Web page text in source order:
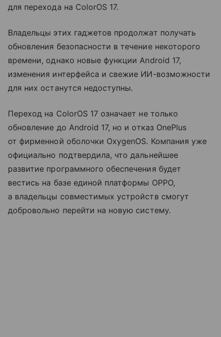
для перехода на ColorOS 17.
Владельцы этих гаджетов продолжат получать
обновления безопасности в течение некоторого
времени, однако новые функции Android 17,
изменения интерфейса и свежие ИИ-возможности
для них останутся недоступны.
Переход на ColorOS 17 означает не только
обновление до Android 17, но и отказ OnePlus
от фирменной оболочки OxygenOS. Компания уже
официально подтвердила, что дальнейшее
развитие программного обеспечения будет
вестись на базе единой платформы OPPO,
а владельцы совместимых устройств смогут
добровольно перейти на новую систему.